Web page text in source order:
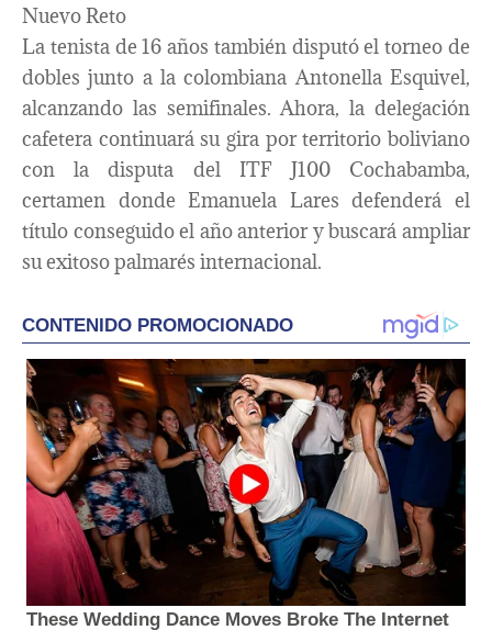
Nuevo Reto
La tenista de 16 años también disputó el torneo de
dobles junto a la colombiana Antonella Esquivel,
alcanzando las semifinales. Ahora, la delegación
cafetera continuará su gira por territorio boliviano
con la disputa del ITF J100 Cochabamba,
certamen donde Emanuela Lares defenderá el
título conseguido el año anterior y buscará ampliar
su exitoso palmarés internacional.